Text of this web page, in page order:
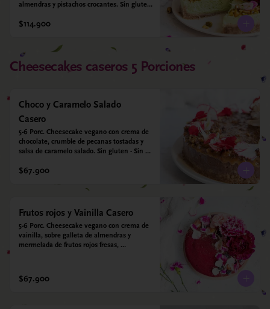
almendras y pistachos crocantes. Sin gluten
$114.900
Cheesecakes caseros 5 Porciones
Choco y Caramelo Salado
Casero
5-6 Porc. Cheesecake vegano con crema de
chocolate, crumble de pecanas tostadas y
salsa de caramelo salado. Sin gluten - Sin
$67.900
Frutos rojos y Vainilla Casero
5-6 Porc. Cheesecake vegano con crema de
vainilla, sobre galleta de almendras y
mermelada de frutos rojos fresas,
$67.900